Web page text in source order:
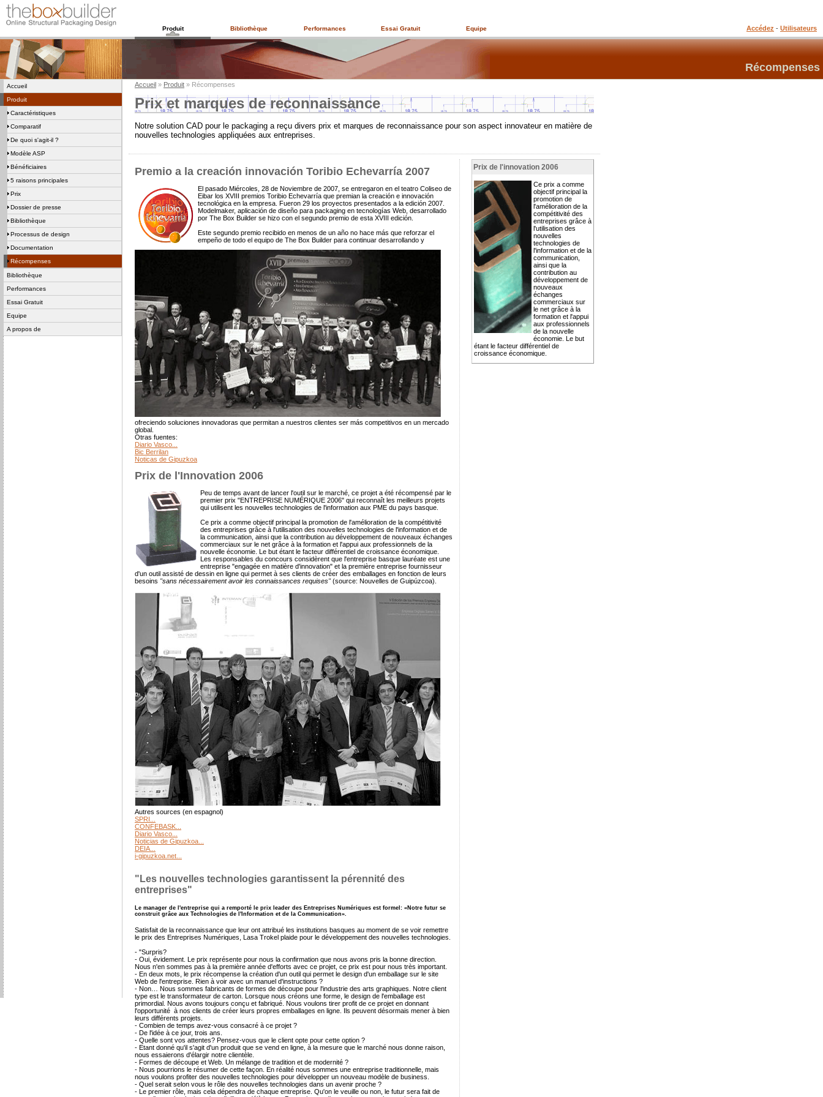
Produit Bibliothèque Performances Essai Gratuit Equipe Accédez - Utilisateurs
Récompenses
Accueil
Produit
Caractéristiques
Comparatif
De quoi s'agit-il ?
Modèle ASP
Bénéficiaires
5 raisons principales
Prix
Dossier de presse
Bibliothèque
Processus de design
Documentation
Récompenses
Bibliothèque
Performances
Essai Gratuit
Equipe
A propos de
Accueil » Produit » Récompenses
Prix et marques de reconnaissance
Notre solution CAD pour le packaging a reçu divers prix et marques de reconnaissance pour son aspect innovateur en matière de
nouvelles technologies appliquées aux entreprises.
Premio a la creación innovación Toribio Echevarría 2007
El pasado Miércoles, 28 de Noviembre de 2007, se entregaron en el teatro Coliseo de
Eibar los XVIII premios Toribio Echevarría que premian la creación e innovación
tecnológica en la empresa. Fueron 29 los proyectos presentados a la edición 2007.
Modelmaker, aplicación de diseño para packaging en tecnologías Web, desarrollado
por The Box Builder se hizo con el segundo premio de esta XVIII edición.
Este segundo premio recibido en menos de un año no hace más que reforzar el
empeño de todo el equipo de The Box Builder para continuar desarrollando y
ofreciendo soluciones innovadoras que permitan a nuestros clientes ser más competitivos en un mercado
global.
Otras fuentes:
Diario Vasco...
Bic Berrilan
Noticas de Gipuzkoa
Prix de l'Innovation 2006
Peu de temps avant de lancer l'outil sur le marché, ce projet a été récompensé par le
premier prix "ENTREPRISE NUMÉRIQUE 2006" qui reconnaît les meilleurs projets
qui utilisent les nouvelles technologies de l'information aux PME du pays basque.
Ce prix a comme objectif principal la promotion de l'amélioration de la compétitivité
des entreprises grâce à l'utilisation des nouvelles technologies de l'information et de
la communication, ainsi que la contribution au développement de nouveaux échanges
commerciaux sur le net grâce à la formation et l'appui aux professionnels de la
nouvelle économie. Le but étant le facteur différentiel de croissance économique.
Les responsables du concours considèrent que l'entreprise basque lauréate est une
entreprise "engagée en matière d'innovation" et la première entreprise fournisseur
d'un outil assisté de dessin en ligne qui permet à ses clients de créer des emballages en fonction de leurs
besoins "sans nécessairement avoir les connaissances requises"(source: Nouvelles de Guipúzcoa).
Autres sources (en espagnol)
SPRI...
CONFEBASK...
Diario Vasco...
Noticias de Gipuzkoa...
DEIA...
i-gipuzkoa.net...
"Les nouvelles technologies garantissent la pérennité des
entreprises"
Le manager de l'entreprise qui a remporté le prix leader des Entreprises Numériques est formel: «Notre futur se
construit grâce aux Technologies de l'Information et de la Communication».
Satisfait de la reconnaissance que leur ont attribué les institutions basques au moment de se voir remettre
le prix des Entreprises Numériques, Lasa Trokel plaide pour le développement des nouvelles technologies.
- "Surpris?
- Oui, évidement. Le prix représente pour nous la confirmation que nous avons pris la bonne direction.
Nous n'en sommes pas à la première année d'efforts avec ce projet, ce prix est pour nous très important.
- En deux mots, le prix récompense la création d'un outil qui permet le design d'un emballage sur le site
Web de l'entreprise. Rien à voir avec un manuel d'instructions ?
- Non… Nous sommes fabricants de formes de découpe pour l'industrie des arts graphiques. Notre client
type est le transformateur de carton. Lorsque nous créons une forme, le design de l'emballage est
primordial. Nous avons toujours conçu et fabriqué. Nous voulons tirer profit de ce projet en donnant
l'opportunité à nos clients de créer leurs propres emballages en ligne. Ils peuvent désormais mener à bien
leurs différents projets.
- Combien de temps avez-vous consacré à ce projet ?
- De l'idée à ce jour, trois ans.
- Quelle sont vos attentes? Pensez-vous que le client opte pour cette option ?
- Etant donné qu'il s'agit d'un produit que se vend en ligne, à la mesure que le marché nous donne raison,
nous essaierons d'élargir notre clientèle.
- Formes de découpe et Web. Un mélange de tradition et de modernité ?
- Nous pourrions le résumer de cette façon. En réalité nous sommes une entreprise traditionnelle, mais
nous voulons profiter des nouvelles technologies pour développer un nouveau modèle de business.
- Quel serait selon vous le rôle des nouvelles technologies dans un avenir proche ?
- Le premier rôle, mais cela dépendra de chaque entreprise. Qu'on le veuille ou non, le futur sera fait de
Prix de l'innovation 2006
Ce prix a comme
objectif principal la
promotion de
l'amélioration de la
compétitivité des
entreprises grâce à
l'utilisation des
nouvelles
technologies de
l'information et de la
communication,
ainsi que la
contribution au
développement de
nouveaux
échanges
commerciaux sur
le net grâce à la
formation et l'appui
aux professionnels
de la nouvelle
économie. Le but
étant le facteur différentiel de
croissance économique.